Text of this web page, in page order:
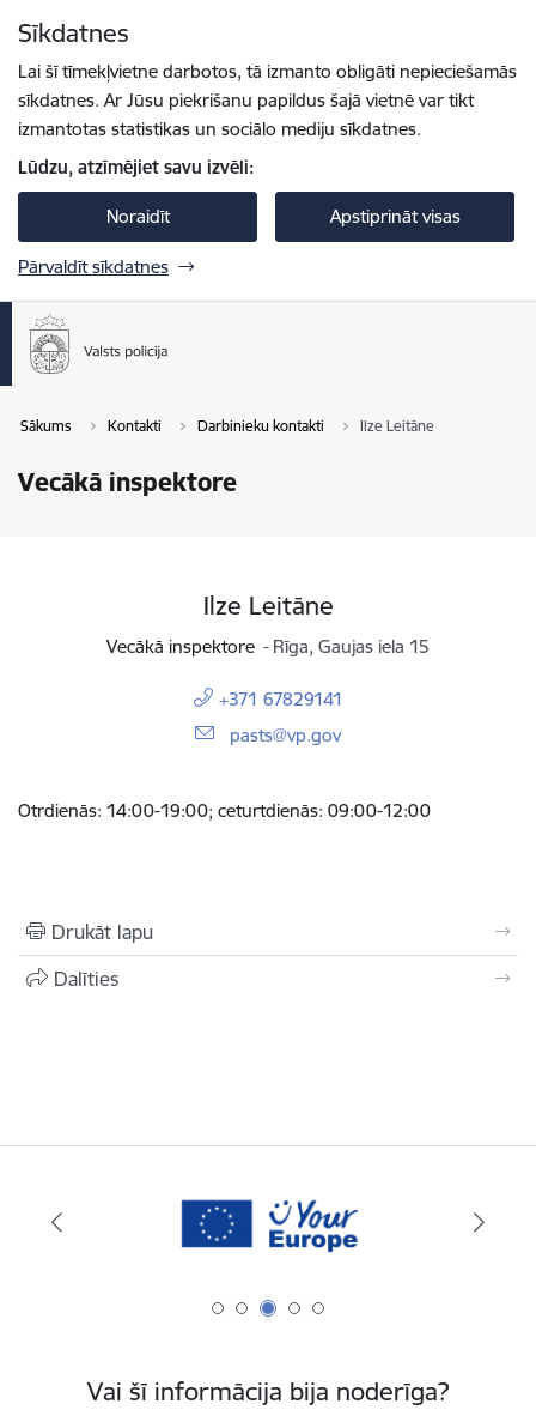
Sīkdatnes
Lai šī tīmekļvietne darbotos, tā izmanto obligāti nepieciešamās
sīkdatnes. Ar Jūsu piekrišanu papildus šajā vietnē var tikt
izmantotas statistikas un sociālo mediju sīkdatnes.
Lūdzu, atzīmējiet savu izvēli:
Noraidīt Apstiprināt visas
Pārvaldīt sīkdatnes
Sākums Kontakti Darbinieku kontakti Ilze Leitāne
Vecākā inspektore
Ilze Leitāne
Vecākā inspektore Rīga, Gaujas iela 15
+371 67829141
E-pasts:
pasts@vp.gov
Otrdienās: 14:00-19:00; ceturtdienās: 09:00-12:00
Drukāt lapu
Dalīties
Vai šī informācija bija noderīga?